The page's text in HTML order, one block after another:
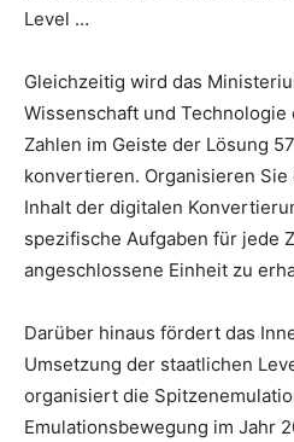
Level …
Gleichzeitig wird das
Wissenschaft und
Zahlen im Geiste der Lösung
konvertieren. Organisieren
Inhalt der digitalen
spezifische Aufgaben für jede
angeschlossene Einheit zu
Darüber hinaus fördert das
Umsetzung der staatlichen
organisiert die
Emulationsbewegung im Jahr